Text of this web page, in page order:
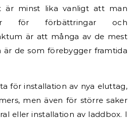
är minst lika vanligt att man
för förbättringar och
är att många av de mest
är de som förebygger framtida
för installation av nya eluttag,
men även för större saker
eller installation av laddbox. I